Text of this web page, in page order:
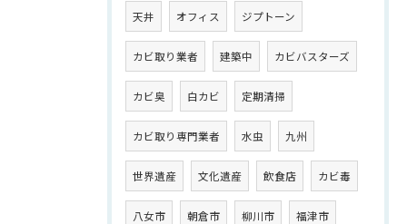
天井 オフィス ジプトーン
カビ取り業者 建築中 カビバスターズ
カビ臭 白カビ 定期清掃
カビ取り専門業者 水虫 九州
世界遺産 文化遺産 飲食店 カビ毒
八女市 朝倉市 柳川市 福津市